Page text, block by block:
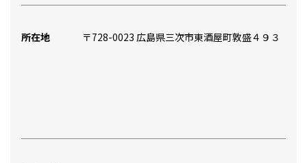
所在地 〒728-0023 広島県三次市東酒屋町敦盛４９３